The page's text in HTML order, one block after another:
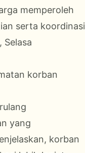
memperoleh
serta koordinasi
Selasa
korban
yang
korban